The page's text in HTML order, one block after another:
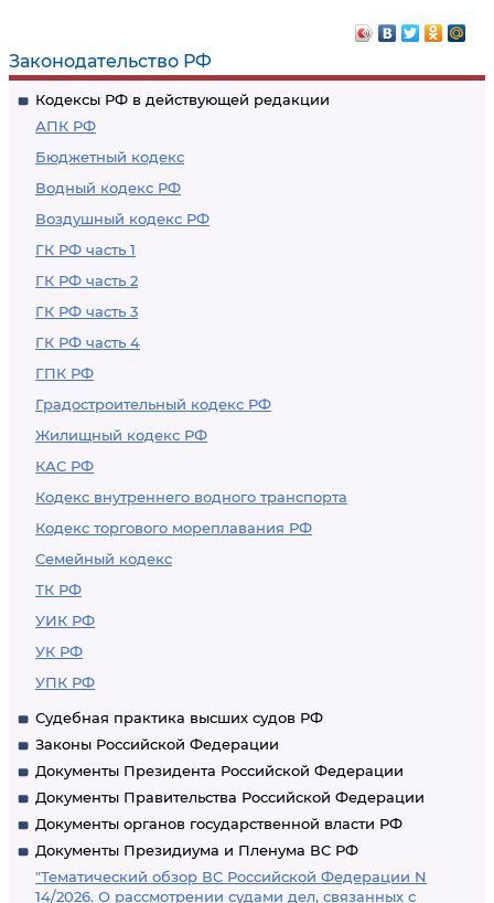
Законодательство РФ
Кодексы РФ в действующей редакции
АПК РФ
Бюджетный кодекс
Водный кодекс РФ
Воздушный кодекс РФ
ГК РФ часть 1
ГК РФ часть 2
ГК РФ часть 3
ГК РФ часть 4
ГПК РФ
Градостроительный кодекс РФ
Жилищный кодекс РФ
КАС РФ
Кодекс внутреннего водного транспорта
Кодекс торгового мореплавания РФ
Семейный кодекс
ТК РФ
УИК РФ
УК РФ
УПК РФ
Судебная практика высших судов РФ
Законы Российской Федерации
Документы Президента Российской Федерации
Документы Правительства Российской Федерации
Документы органов государственной власти РФ
Документы Президиума и Пленума ВС РФ
"Тематический обзор ВС Российской Федерации N
14/2026. О рассмотрении судами дел, связанных с